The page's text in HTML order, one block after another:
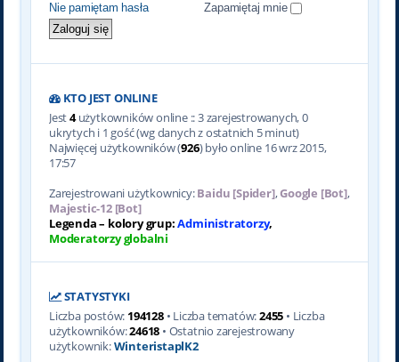
Nie pamiętam hasła Zapamiętaj mnie
KTO JEST ONLINE
Jest4użytkowników online :: 3 zarejestrowanych, 0
ukrytych i 1 gość (wg danych z ostatnich 5 minut)
Najwięcej użytkowników (926) było online 16 wrz 2015,
17:57
Zarejestrowani użytkownicy:Baidu [Spider],Google [Bot],
Majestic-12 [Bot]
Legenda – kolory grup:Administratorzy,
Moderatorzy globalni
STATYSTYKI
Liczba postów: 194128• Liczba tematów:2455 • Liczba
użytkowników:24618 • Ostatnio zarejestrowany
użytkownik:WinteristaplK2